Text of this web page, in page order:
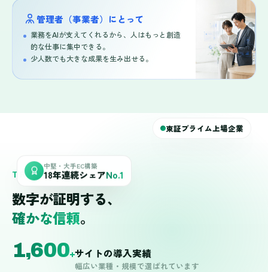
管理者（事業者）にとって
業務をAIが支えてくれるから、人はもっと創造
的な仕事に集中できる。
少人数でも大きな成果を生み出せる。
中堅・大手EC構築
18年連続シェアNo.1
東証プライム上場企業
TRACK RECORD
数字が証明する、
確かな信頼。
1,600+サイトの導入実績
幅広い業種・規模で選ばれています